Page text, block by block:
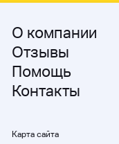
О компании
Отзывы
Помощь
Контакты
Карта сайта